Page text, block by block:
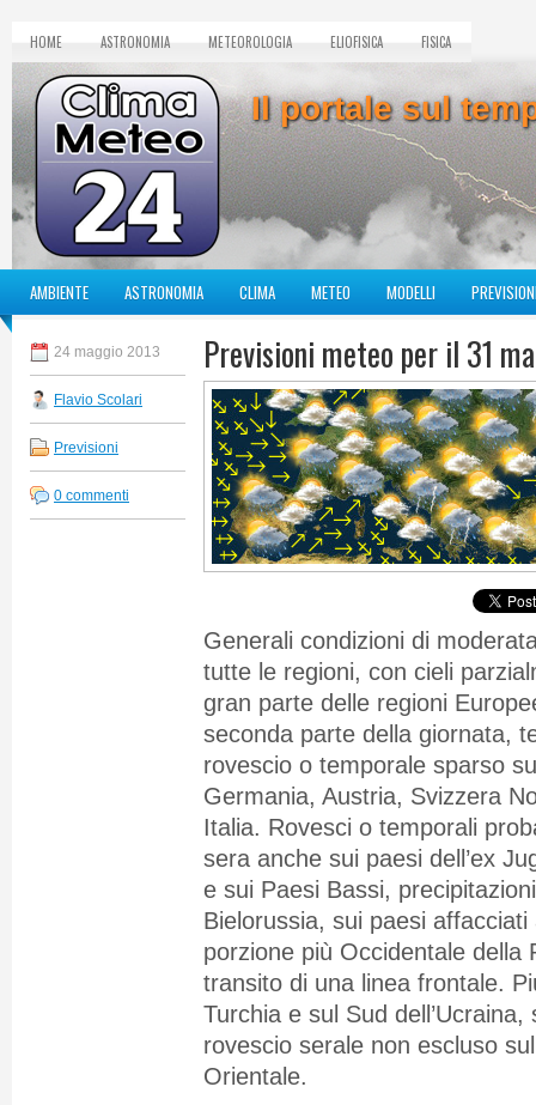
HOME ASTRONOMIA METEOROLOGIA ELIOFISICA FISICA
Il portale sul
AMBIENTE ASTRONOMIA CLIMA METEO MODELLI
24 maggio 2013
Flavio Scolari
Previsioni
0 commenti
Previsioni meteo per il 31
Generali condizioni di
tutte le regioni, con cieli
gran parte delle regioni
seconda parte della giornata,
rovescio o temporale sparso
Germania, Austria, Svizzera
Italia. Rovesci o temporali
sera anche sui paesi dell’ex
e sui Paesi Bassi,
Bielorussia, sui paesi affacciati
porzione più Occidentale della
transito di una linea frontale.
Turchia e sul Sud
rovescio serale non escluso
Orientale.